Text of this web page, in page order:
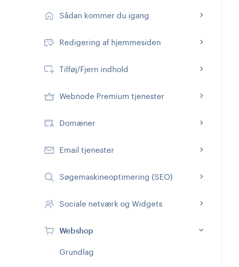
Sådan kommer du igang
Redigering af hjemmesiden
Tilføj/Fjern indhold
Webnode Premium tjenester
Domæner
Email tjenester
Søgemaskineoptimering (SEO)
Sociale netværk og Widgets
Webshop
Grundlag